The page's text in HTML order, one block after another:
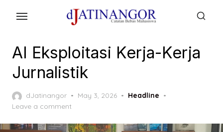
contentAI Eksploitasi Kerja-Kerja
Jurnalistik
dJatinangor
Posted
May 3, 2026
Headline
Leave a comment